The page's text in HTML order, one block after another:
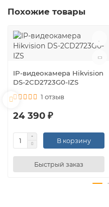
Похожие товары
IP-видеокамера Hikvision
DS-2CD2723G0-IZS
1 отзыв
24 390 ₽
В корзину
Быстрый заказ